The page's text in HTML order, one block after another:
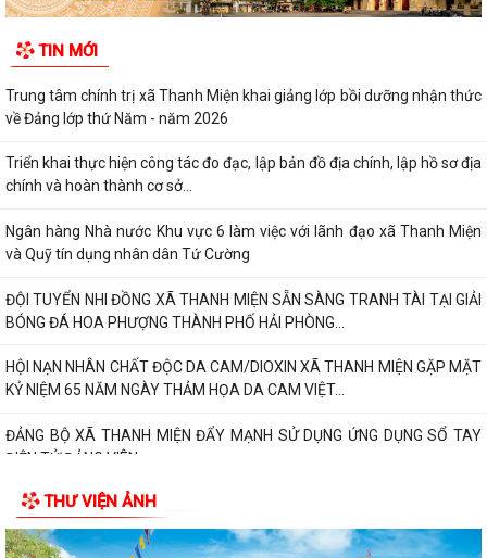
TIN MỚI
Trung tâm chính trị xã Thanh Miện khai giảng lớp bồi dưỡng nhận thức
về Đảng lớp thứ Năm - năm 2026
Triển khai thực hiện công tác đo đạc, lập bản đồ địa chính, lập hồ sơ địa
chính và hoàn thành cơ sở...
Ngân hàng Nhà nước Khu vực 6 làm việc với lãnh đạo xã Thanh Miện
và Quỹ tín dụng nhân dân Tứ Cường
ĐỘI TUYỂN NHI ĐỒNG XÃ THANH MIỆN SẴN SÀNG TRANH TÀI TẠI GIẢI
BÓNG ĐÁ HOA PHƯỢNG THÀNH PHỐ HẢI PHÒNG...
HỘI NẠN NHÂN CHẤT ĐỘC DA CAM/DIOXIN XÃ THANH MIỆN GẶP MẶT
KỶ NIỆM 65 NĂM NGÀY THẢM HỌA DA CAM VIỆT...
ĐẢNG BỘ XÃ THANH MIỆN ĐẨY MẠNH SỬ DỤNG ỨNG DỤNG SỔ TAY
ĐIỆN TỬ ĐẢNG VIÊN
THƯ VIỆN ẢNH